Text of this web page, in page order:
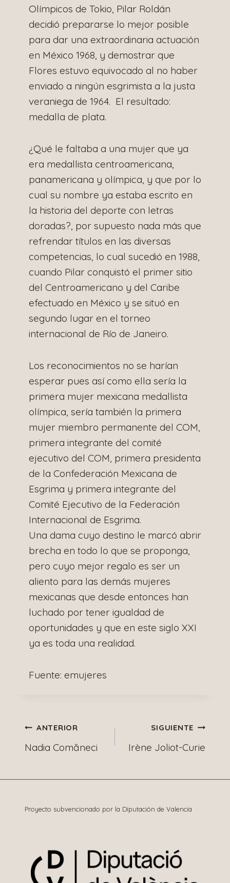
Olímpicos de Tokio, Pilar Roldán
decidió prepararse lo mejor posible
para dar una extraordinaria actuación
en México 1968, y demostrar que
Flores estuvo equivocado al no haber
enviado a ningún esgrimista a la justa
veraniega de 1964. El resultado:
medalla de plata.
¿Qué le faltaba a una mujer que ya
era medallista centroamericana,
panamericana y olímpica, y que por lo
cual su nombre ya estaba escrito en
la historia del deporte con letras
doradas?, por supuesto nada más que
refrendar títulos en las diversas
competencias, lo cual sucedió en 1988,
cuando Pilar conquistó el primer sitio
del Centroamericano y del Caribe
efectuado en México y se situó en
segundo lugar en el torneo
internacional de Río de Janeiro.
Los reconocimientos no se harían
esperar pues así como ella sería la
primera mujer mexicana medallista
olímpica, sería también la primera
mujer miembro permanente del COM,
primera integrante del comité
ejecutivo del COM, primera presidenta
de la Confederación Mexicana de
Esgrima y primera integrante del
Comité Ejecutivo de la Federación
Internacional de Esgrima.
Una dama cuyo destino le marcó abrir
brecha en todo lo que se proponga,
pero cuyo mejor regalo es ser un
aliento para las demás mujeres
mexicanas que desde entonces han
luchado por tener igualdad de
oportunidades y que en este siglo XXI
ya es toda una realidad.
Fuente: emujeres
Navegación
de
entradas
ANTERIOR
Nadia Comăneci
SIGUIENTE
Irène Joliot-Curie
Proyecto subvencionado por la Diputación de Valencia